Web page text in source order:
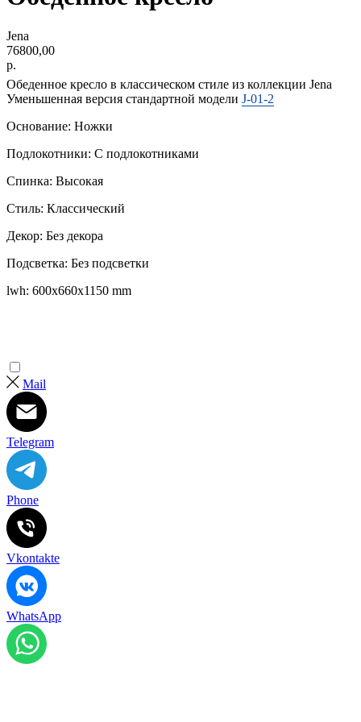
Jena
76800,00
р.
Обеденное кресло в классическом стиле из коллекции Jena
Уменьшенная версия стандартной модели J-01-2
Основание: Ножки
Подлокотники: С подлокотниками
Спинка: Высокая
Стиль: Классический
Декор: Без декора
Подсветка: Без подсветки
lwh: 600x660x1150 mm
Mail
Telegram
Phone
Vkontakte
WhatsApp